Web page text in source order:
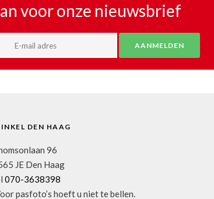
voor onze nieuwsbrief
DEN HAAG
96
JE Den Haag
070-3638398
pasfoto’s hoeft u niet te bellen.